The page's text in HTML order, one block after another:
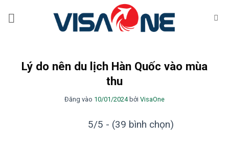
Lý do nên du lịch Hàn Quốc vào mùa
thu
Đăng vào 10/01/2024 bởi VisaOne
5/5 - (39 bình chọn)